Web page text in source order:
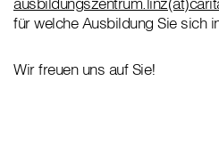
für welche Ausbildung Sie sich
Wir freuen uns auf Sie!